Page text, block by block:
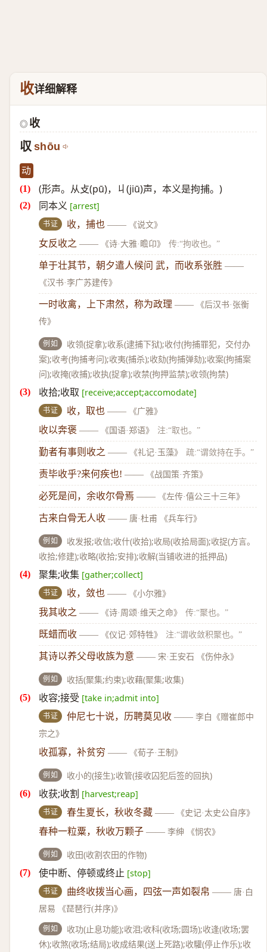
收详细解释
◎ 收
収 shōu
动
(形声。从攴(pū)，丩(jiū)声，本义是拘捕。)
同本义 [arrest]
书证 收，捕也 —— 《说文》
女反收之 —— 《诗·大雅·瞻卬》 传:“拘收也。”
单于壮其节，朝夕遣人候问 武，而收系张胜 ——
《汉书·李广苏建传》
一时收禽，上下肃然，称为政理 ——
《后汉书·张衡
传》
例如
收领(捉拿);收系(逮捕下狱);收付(拘捕罪犯，交付办
案);收考(拘捕考问);收夷(捕杀);收劾(拘捕弹劾);收案(拘捕案
问);收掩(收捕);收执(捉拿);收禁(拘押监禁);收领(拘禁)
收拾;收取 [receive;accept;accomodate]
书证 收，取也 —— 《广雅》
收以奔褒 —— 《国语·郑语》 注:“取也。”
勤者有事则收之 —— 《礼记·玉藻》 疏:“谓敛持在手。”
责毕收乎?来何疾也! —— 《战国策·齐策》
必死是间，余收尔骨焉 —— 《左传·僖公三十三年》
古来白骨无人收 —— 唐·杜甫 《兵车行》
例如
收发报;收信;收什(收拾);收局(收拾局面);收捉(方言。
收拾;修建);收略(收拾;安排);收解(当铺收进的抵押品)
聚集;收集 [gather;collect]
书证 收，敛也 —— 《小尔雅》
我其收之 —— 《诗·周颂·维天之命》 传:“聚也。”
既蜡而收 —— 《仪记·郊特牲》 注:“谓收敛积聚也。”
其诗以养父母收族为意 —— 宋·王安石 《伤仲永》
例如 收括(聚集;约束);收藉(聚集;收集)
收容;接受 [take in;admit into]
书证 仲尼七十说，历聘莫见收 —— 李白《赠崔郎中
宗之》
收孤寡，补贫穷 —— 《荀子·王制》
例如 收小的(接生);收管(接收囚犯后签的回执)
收获;收割 [harvest;reap]
书证 春生夏长，秋收冬藏 —— 《史记·太史公自序》
春种一粒粟，秋收万颗子 —— 李绅 《悯农》
例如 收田(收割农田的作物)
使中断、停顿或终止 [stop]
书证 曲终收拨当心画，四弦一声如裂帛 —— 唐·白
居易 《琵琶行(并序)》
例如
收功(止息功能);收泪;收科(收场;圆场);收逢(收场;罢
休);收煞(收场;结局);收成结果(送上死路);收驩(停止作乐);收